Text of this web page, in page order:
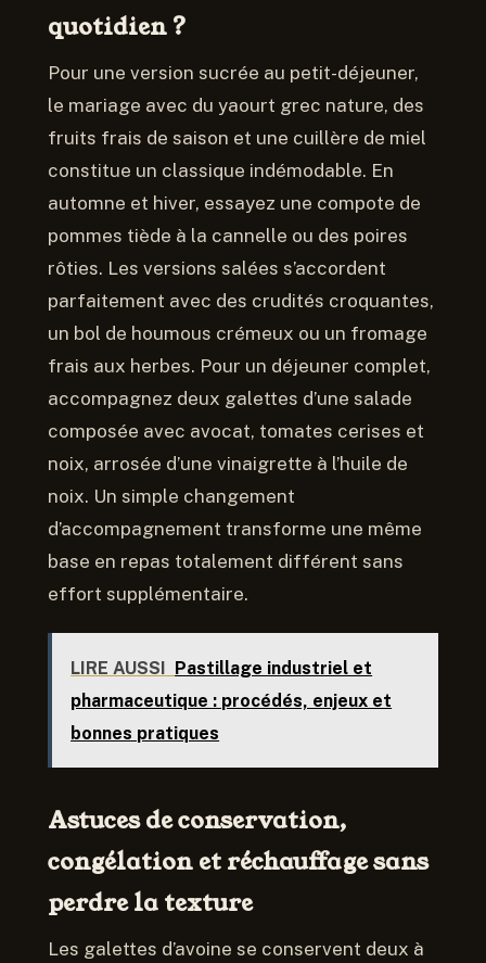
quotidien ?
Pour une version sucrée au petit-déjeuner,
le mariage avec du yaourt grec nature, des
fruits frais de saison et une cuillère de miel
constitue un classique indémodable. En
automne et hiver, essayez une compote de
pommes tiède à la cannelle ou des poires
rôties. Les versions salées s’accordent
parfaitement avec des crudités croquantes,
un bol de houmous crémeux ou un fromage
frais aux herbes. Pour un déjeuner complet,
accompagnez deux galettes d’une salade
composée avec avocat, tomates cerises et
noix, arrosée d’une vinaigrette à l’huile de
noix. Un simple changement
d’accompagnement transforme une même
base en repas totalement différent sans
effort supplémentaire.
LIRE AUSSI Pastillage industriel et
pharmaceutique : procédés, enjeux et
bonnes pratiques
Astuces de conservation,
congélation et réchauffage sans
perdre la texture
Les galettes d’avoine se conservent deux à